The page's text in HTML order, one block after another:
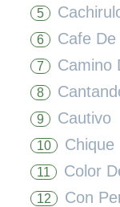
5
6 Cafe
7 Camino
8
9 Cautivo
10 Chique
11 Color
12 Con